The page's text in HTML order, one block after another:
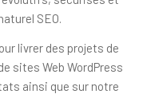
SEO.
livrer des projets de
sites Web WordPress
ainsi que sur notre